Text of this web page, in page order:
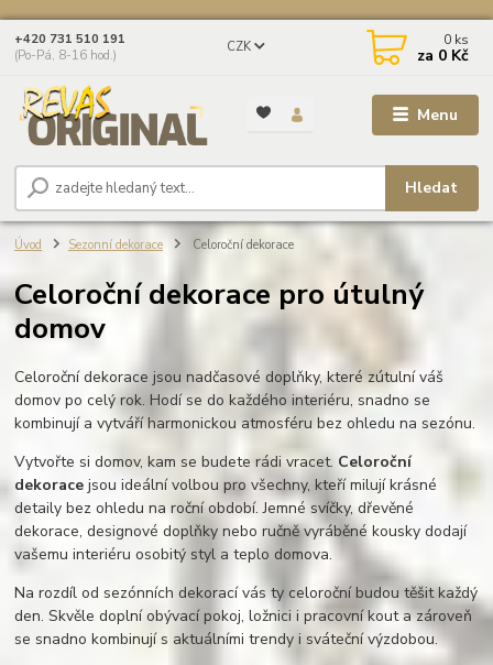
Menu
CZK
Hledat
+420 731 510 191
(Po-Pá, 8-16 hod.)
0 ks
za 0 Kč
Úvod Sezonní dekorace Celoroční dekorace
Celoroční dekorace pro útulný
domov
Celoroční dekorace jsou nadčasové doplňky, které zútulní váš
domov po celý rok. Hodí se do každého interiéru, snadno se
kombinují a vytváří harmonickou atmosféru bez ohledu na sezónu.
Vytvořte si domov, kam se budete rádi vracet. Celoroční
dekorace jsou ideální volbou pro všechny, kteří milují krásné
detaily bez ohledu na roční období. Jemné svíčky, dřevěné
dekorace, designové doplňky nebo ručně vyráběné kousky dodají
vašemu interiéru osobitý styl a teplo domova.
Na rozdíl od sezónních dekorací vás ty celoroční budou těšit každý
den. Skvěle doplní obývací pokoj, ložnici i pracovní kout a zároveň
se snadno kombinují s aktuálními trendy i sváteční výzdobou.